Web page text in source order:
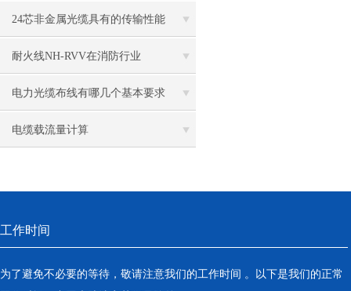
24芯非金属光缆具有的传输性能
耐火线NH-RVV在消防行业
电力光缆布线有哪几个基本要求
电缆载流量计算
工作时间
为了避免不必要的等待，敬请注意我们的工作时间 。以下是我们的正常